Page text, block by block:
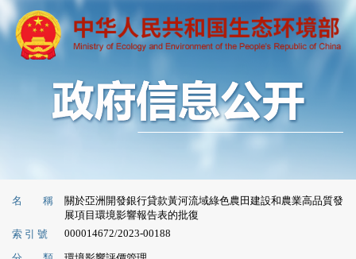
名 稱
關於亞洲開發銀行貸款黃河流域綠色農田建設和農業高品質發
展項目環境影響報告表的批復
索 引 號
000014672/2023-00188